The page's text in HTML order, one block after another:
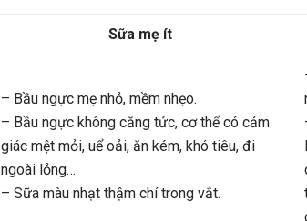
Sữa mẹ ít
– Bầu ngực mẹ nhỏ, mềm nhẹo.
– Bầu ngực không căng tức, cơ thể có cảm
giác mệt mỏi, uể oải, ăn kém, khó tiêu, đi
ngoài lỏng…
– Sữa màu nhạt thậm chí trong vắt.